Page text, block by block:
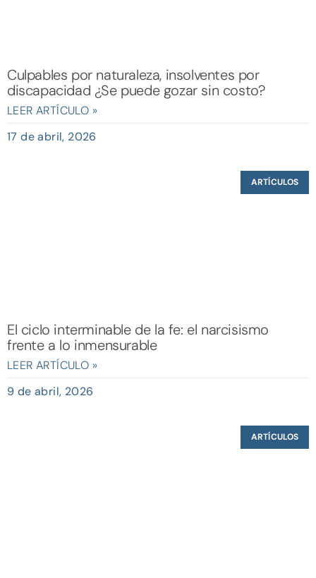
Culpables por naturaleza, insolventes por
discapacidad ¿Se puede gozar sin costo?
LEER ARTÍCULO »
17 de abril, 2026
ARTÍCULOS
El ciclo interminable de la fe: el narcisismo
frente a lo inmensurable
LEER ARTÍCULO »
9 de abril, 2026
ARTÍCULOS